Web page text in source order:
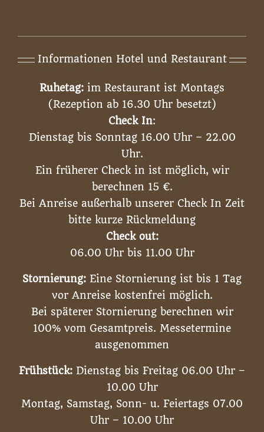
Informationen Hotel und Restaurant
Ruhetag: im Restaurant ist Montags
(Rezeption ab 16.30 Uhr besetzt)
Check In:
Dienstag bis Sonntag 16.00 Uhr – 22.00
Uhr.
Ein früherer Check in ist möglich, wir
berechnen 15 €.
Bei Anreise außerhalb unserer Check In Zeit
bitte kurze Rückmeldung
Check out:
06.00 Uhr bis 11.00 Uhr
Stornierung: Eine Stornierung ist bis 1 Tag
vor Anreise kostenfrei möglich.
Bei späterer Stornierung berechnen wir
100% vom Gesamtpreis. Messetermine
ausgenommen
Frühstück: Dienstag bis Freitag 06.00 Uhr –
10.00 Uhr
Montag, Samstag, Sonn- u. Feiertags 07.00
Uhr – 10.00 Uhr